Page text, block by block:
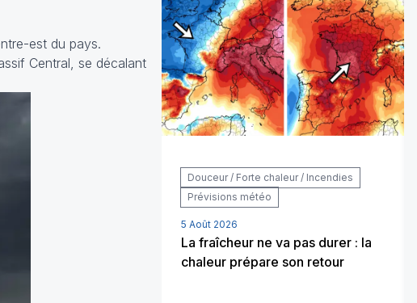
est du pays.
Central, se décalant
Douceur / Forte chaleur / Incendies
Prévisions météo
5 Août 2026
La fraîcheur ne va pas durer : la
chaleur prépare son retour